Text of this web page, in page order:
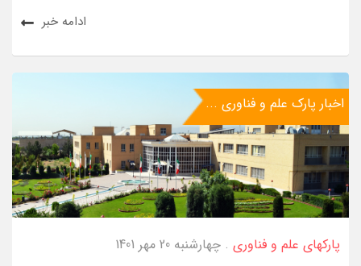
ادامه خبر
اخبار پارک علم و فناوری ...
پارکهای علم و فناوری. چهارشنبه 20 مهر 1401